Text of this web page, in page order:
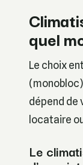
quel
Le choix
dépend de
locataire
Le